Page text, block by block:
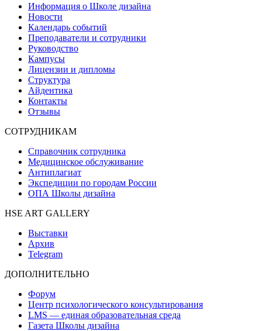
Информация о Школе дизайна
Новости
Календарь событий
Преподаватели и сотрудники
Руководство
Кампусы
Лицензии и дипломы
Структура
Айдентика
Контакты
Отзывы
СОТРУДНИКАМ
Справочник сотрудника
Медицинское обслуживание
Антиплагиат
Экспедиции по городам России
ОПА Школы дизайна
HSE ART GALLERY
Выставки
Архив
Telegram
ДОПОЛНИТЕЛЬНО
Форум
Центр психологического консультирования
LMS — единая образовательная среда
Газета Школы дизайна